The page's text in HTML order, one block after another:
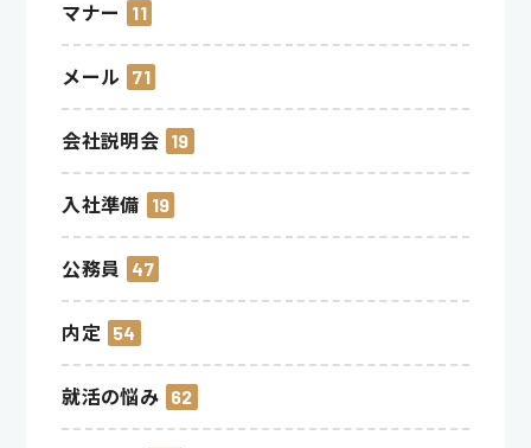
マナー 11
メール 71
会社説明会 19
入社準備 19
公務員 47
内定 54
就活の悩み 62